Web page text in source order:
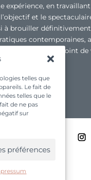
telles que
Le fait de
telles que le
de ne pas
sur
préférences
expérience, en
et le
à brouiller
contemporaines,
que du point
Pittoresque